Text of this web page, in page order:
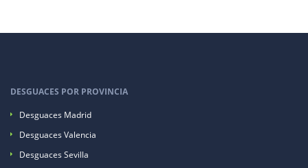
DESGUACES POR PROVINCIA
Desguaces Madrid
Desguaces Valencia
Desguaces Sevilla